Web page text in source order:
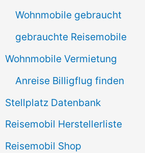
Wohnmobile gebraucht
gebrauchte Reisemobile
Wohnmobile Vermietung
Anreise Billigflug finden
Stellplatz Datenbank
Reisemobil Herstellerliste
Reisemobil Shop